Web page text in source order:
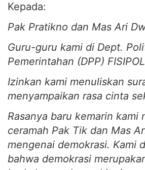
Kepada:
Pak Pratikno dan Mas Ari
Guru-guru kami di Dept.
Pemerintahan (DPP)
Izinkan kami menuliskan
menyampaikan rasa cinta
Rasanya baru kemarin kami
ceramah Pak Tik dan Mas
mengenai demokrasi. Kami
bahwa demokrasi